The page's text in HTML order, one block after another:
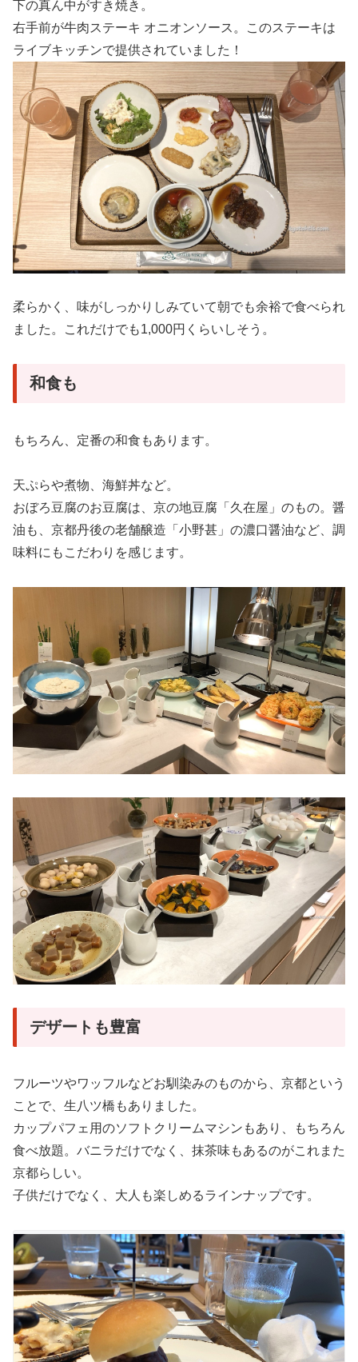
下の真ん中がすき焼き。
右手前が牛肉ステーキ オニオンソース。このステーキは
ライブキッチンで提供されていました！
柔らかく、味がしっかりしみていて朝でも余裕で食べられ
ました。これだけでも1,000円くらいしそう。
和食も
もちろん、定番の和食もあります。
天ぷらや煮物、海鮮丼など。
おぼろ豆腐のお豆腐は、京の地豆腐「久在屋」のもの。醤
油も、京都丹後の老舗醸造「小野甚」の濃口醤油など、調
味料にもこだわりを感じます。
デザートも豊富
フルーツやワッフルなどお馴染みのものから、京都という
ことで、生八ツ橋もありました。
カップパフェ用のソフトクリームマシンもあり、もちろん
食べ放題。バニラだけでなく、抹茶味もあるのがこれまた
京都らしい。
子供だけでなく、大人も楽しめるラインナップです。